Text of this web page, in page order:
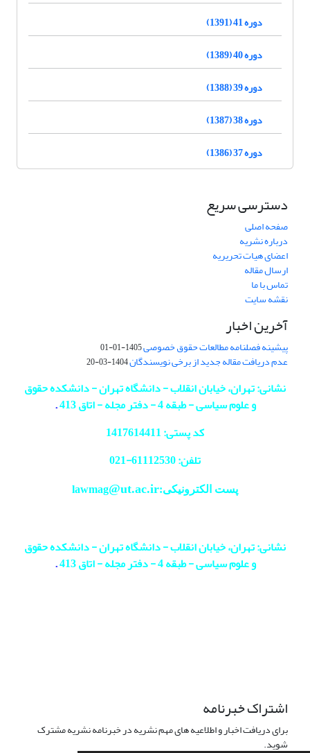
دوره 41 (1391)
دوره 40 (1389)
دوره 39 (1388)
دوره 38 (1387)
دوره 37 (1386)
دسترسی سریع
صفحه اصلی
درباره نشریه
اعضای هیات تحریریه
ارسال مقاله
تماس با ما
نقشه سایت
آخرین اخبار
پیشینه فصلنامه مطالعات حقوق خصوصی1405-01-01
عدم دریافت مقاله جدید از برخی نویسندگان1404-03-20
نشانی: تهران، خیابان انقلاب - دانشگاه تهران - دانشکده حقوق
و علوم سیاسی - طبقه 4 - دفتر مجله - اتاق 413
.
کد پستی: 1417614411
تلفن: 61112530-
021
پست الکترونیکی:lawmag@ut.ac.ir
نشانی: تهران، خیابان انقلاب - دانشگاه تهران - دانشکده حقوق
و علوم سیاسی - طبقه 4 - دفتر مجله - اتاق 413
.
اشتراک خبرنامه
برای دریافت اخبار و اطلاعیه های مهم نشریه در خبرنامه نشریه مشترک
شوید.